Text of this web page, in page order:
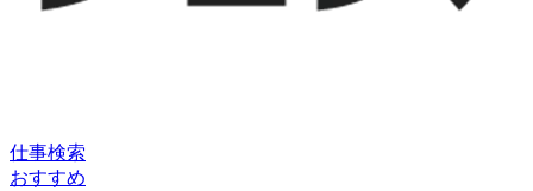
仕事検索
おすすめ